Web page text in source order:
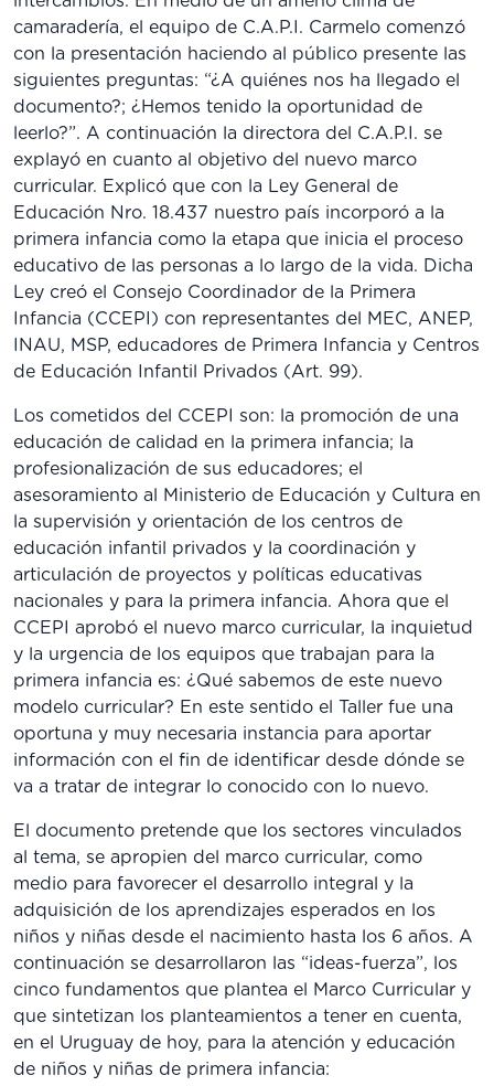
camaradería, el equipo de C.A.P.I. Carmelo comenzó
con la presentación haciendo al público presente las
siguientes preguntas: “¿A quiénes nos ha llegado el
documento?; ¿Hemos tenido la oportunidad de
leerlo?”. A continuación la directora del C.A.P.I. se
explayó en cuanto al objetivo del nuevo marco
curricular. Explicó que con la Ley General de
Educación Nro. 18.437 nuestro país incorporó a la
primera infancia como la etapa que inicia el proceso
educativo de las personas a lo largo de la vida. Dicha
Ley creó el Consejo Coordinador de la Primera
Infancia (CCEPI) con representantes del MEC, ANEP,
INAU, MSP, educadores de Primera Infancia y Centros
de Educación Infantil Privados (Art. 99).
Los cometidos del CCEPI son: la promoción de una
educación de calidad en la primera infancia; la
profesionalización de sus educadores; el
asesoramiento al Ministerio de Educación y Cultura en
la supervisión y orientación de los centros de
educación infantil privados y la coordinación y
articulación de proyectos y políticas educativas
nacionales y para la primera infancia. Ahora que el
CCEPI aprobó el nuevo marco curricular, la inquietud
y la urgencia de los equipos que trabajan para la
primera infancia es: ¿Qué sabemos de este nuevo
modelo curricular? En este sentido el Taller fue una
oportuna y muy necesaria instancia para aportar
información con el fin de identificar desde dónde se
va a tratar de integrar lo conocido con lo nuevo.
El documento pretende que los sectores vinculados
al tema, se apropien del marco curricular, como
medio para favorecer el desarrollo integral y la
adquisición de los aprendizajes esperados en los
niños y niñas desde el nacimiento hasta los 6 años. A
continuación se desarrollaron las “ideas-fuerza”, los
cinco fundamentos que plantea el Marco Curricular y
que sintetizan los planteamientos a tener en cuenta,
en el Uruguay de hoy, para la atención y educación
de niños y niñas de primera infancia: